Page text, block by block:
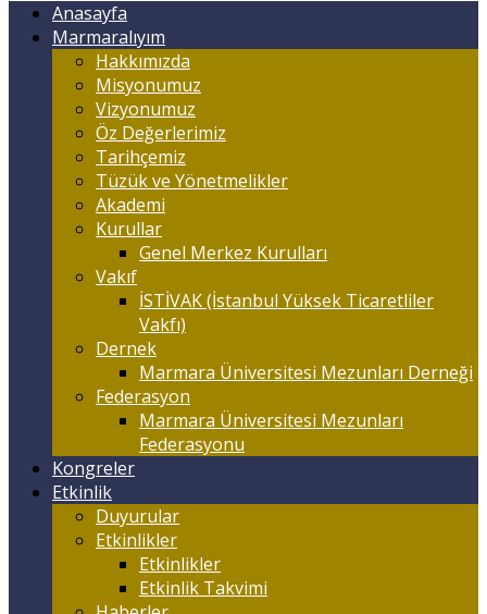
Anasayfa
Marmaralıyım
Hakkımızda
Misyonumuz
Vizyonumuz
Öz Değerlerimiz
Tarihçemiz
Tüzük ve Yönetmelikler
Akademi
Kurullar
Genel Merkez Kurulları
Vakıf
İSTİVAK (İstanbul Yüksek Ticaretliler
Vakfı)
Dernek
Marmara Üniversitesi Mezunları Derneği
Federasyon
Marmara Üniversitesi Mezunları
Federasyonu
Kongreler
Etkinlik
Duyurular
Etkinlikler
Etkinlikler
Etkinlik Takvimi